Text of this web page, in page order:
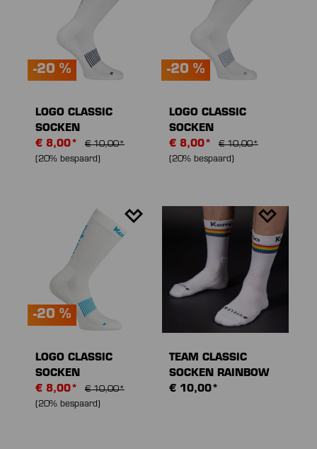
-20 %
LOGO CLASSIC
SOCKEN
€ 8,00*
€ 10,00*
(20% bespaard)
-20 %
LOGO CLASSIC
SOCKEN
€ 8,00*
€ 10,00*
(20% bespaard)
-20 %
LOGO CLASSIC
SOCKEN
€ 8,00*
€ 10,00*
(20% bespaard)
TEAM CLASSIC
SOCKEN RAINBOW
€ 10,00*